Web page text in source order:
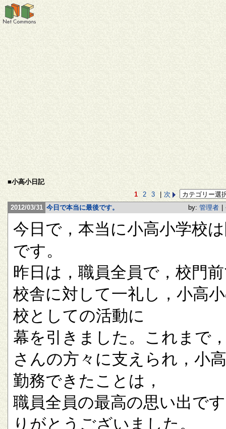
■小高小日記
1
2 3
次
2012/03/31 今日で本当に最後です。 by: 管理者
今日で，本当に小高小学校
です。
昨日は，職員全員で，校門
校舎に対して一礼し，小高
校としての活動に
幕を引きました。これまで
さんの方々に支えられ，小
勤務できたことは，
職員全員の最高の思い出で
りがとうございました。